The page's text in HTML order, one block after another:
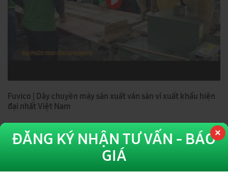
ĐĂNG KÝ NHẬN TƯ VẤN - BÁO
GIÁ
Fuvico | Dây chuyền máy sản xuất ván sàn vỉ xuất khẩu hiện
đại nhất Việt Nam